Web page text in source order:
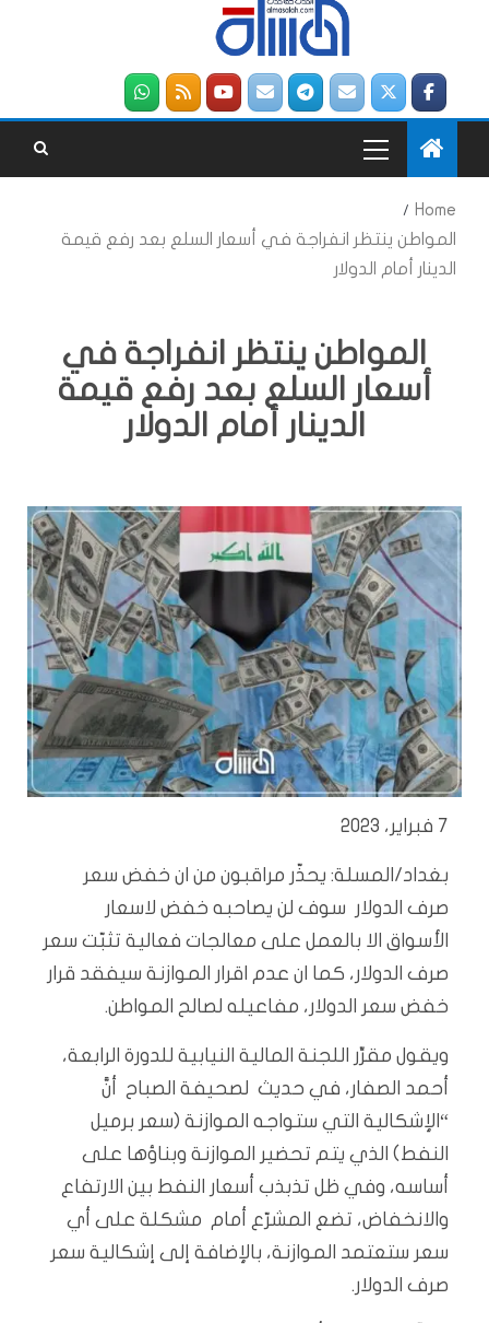
Home
المواطن ينتظر انفراجة في أسعار السلع بعد رفع قيمة
الدينار أمام الدولار
المواطن ينتظر انفراجة في
أسعار السلع بعد رفع قيمة
الدينار أمام الدولار
7 فبراير، 2023
بغداد/المسلة: يحذّر مراقبون من ان خفض سعر
صرف الدولار سوف لن يصاحبه خفض لاسعار
الأسواق الا بالعمل على معالجات فعالية تثبّت سعر
صرف الدولار، كما ان عدم اقرار الموازنة سيفقد قرار
خفض سعر الدولار، مفاعيله لصالح المواطن.
ويقول مقرِّر اللجنة المالية النيابية للدورة الرابعة،
أحمد الصفار، في حديث لصحيفة الصباح أنَّ
“الإشكالية التي ستواجه الموازنة (سعر برميل
النفط) الذي يتم تحضير الموازنة وبناؤها على
أساسه، وفي ظل تذبذب أسعار النفط بين الارتفاع
والانخفاض، تضع المشرّع أمام مشكلة على أي
سعر ستعتمد الموازنة، بالإضافة إلى إشكالية سعر
صرف الدولار.